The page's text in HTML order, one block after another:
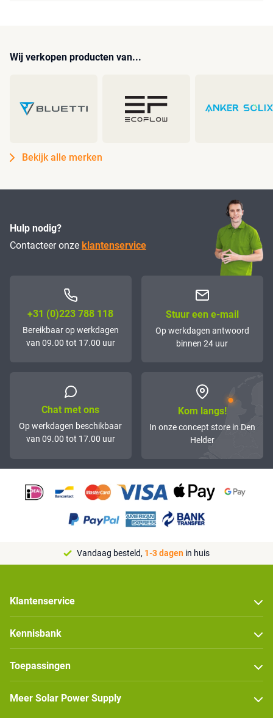
Wij verkopen producten van...
Bekijk alle merken
Hulp nodig?
Contacteer onze klantenservice
+31 (0)223 788 118
Bereikbaar op werkdagen
van 09.00 tot 17.00 uur
Stuur een e-mail
Op werkdagen antwoord
binnen 24 uur
Chat met ons
Op werkdagen beschikbaar
van 09.00 tot 17.00 uur
Kom langs!
In onze concept store in Den
Helder
Vandaag besteld, 1-3 dagen in huis
Klantenservice
Kennisbank
Toepassingen
Meer Solar Power Supply